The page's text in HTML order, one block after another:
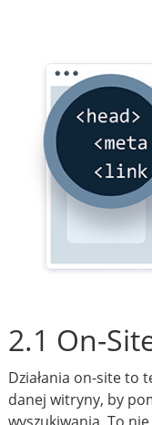
2.1 On-
Działania on-site to
danej witryny, by
wyszukiwania. To